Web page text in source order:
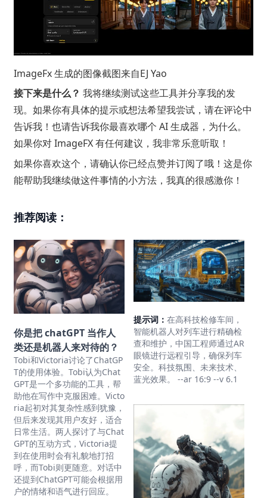
ImageFx 生成的图像截图来自EJ Yao
接下来是什么？ 我将继续测试这些工具并分享我的发
现。如果你有具体的提示或想法希望我尝试，请在评论中
告诉我！也请告诉我你最喜欢哪个 AI 生成器，为什么。
如果你对 ImageFX 有任何建议，我非常乐意听取！
如果你喜欢这个，请确认你已经点赞并订阅了哦！这是你
能帮助我继续做这件事情的小方法，我真的很感激你！
推荐阅读：
你是把 chatGPT 当作人
类还是机器人来对待的？
Tobi和Victoria讨论了ChatGP
T的使用体验。Tobi认为Chat
GPT是一个多功能的工具，帮
助他在写作中克服困难。Victo
ria起初对其复杂性感到犹豫，
但后来发现其用户友好，适合
日常生活。两人探讨了与Chat
GPT的互动方式，Victoria提
到在使用时会有礼貌地打招
呼，而Tobi则更随意。对话中
还提到ChatGPT可能会根据用
户的情绪和语气进行回应。
提示词： 在高科技检修车间，
智能机器人对列车进行精确检
查和维护，中国工程师通过AR
眼镜进行远程引导，确保列车
安全。科技氛围、未来技术、
蓝光效果。 --ar 16:9 --v 6.1